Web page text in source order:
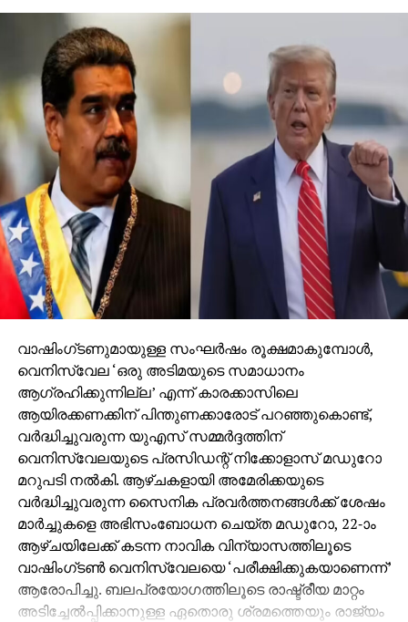
സംഭവത്തില്‍ പൊലീസും ചൈല്‍ഡ് ലൈന്‍
ഉദ്യോഗസ്ഥരും കേസെടുത്ത് അന്വേഷണം
ആരംഭിച്ചു. പ്രസവിച്ച ഉടന്‍ കുഞ്ഞിനെ
ഉപേക്ഷിച്ചതാകാമെന്നാണ് നബദ്വീപ് പൊലീസ്
സംശയിക്കുന്നത്. കുഞ്ഞിന്റെ ചുമതല ചൈല്‍ഡ്
വെല്‍ഫയര്‍ കമ്മിറ്റി ഏറ്റെടുത്തു.
വാഷിംഗ്ടണുമായുള്ള സംഘര്‍ഷം രൂക്ഷമാകുമ്പോള്‍,
വെനിസ്വേല ‘ഒരു അടിമയുടെ സമാധാനം
ആഗ്രഹിക്കുന്നില്ല’ എന്ന് കാരക്കാസിലെ
ആയിരക്കണക്കിന് പിന്തുണക്കാരോട് പറഞ്ഞുകൊണ്ട്,
വര്‍ദ്ധിച്ചുവരുന്ന യുഎസ് സമ്മര്‍ദ്ദത്തിന്
വെനിസ്വേലയുടെ പ്രസിഡന്റ് നിക്കോളാസ് മഡുറോ
മറുപടി നല്‍കി. ആഴ്ചകളായി അമേരിക്കയുടെ
വര്‍ദ്ധിച്ചുവരുന്ന സൈനിക പ്രവര്‍ത്തനങ്ങള്‍ക്ക് ശേഷം
മാര്‍ച്ചുകളെ അഭിസംബോധന ചെയ്ത മഡുറോ, 22-ാം
ആഴ്ചയിലേക്ക് കടന്ന നാവിക വിന്യാസത്തിലൂടെ
വാഷിംഗ്ടണ്‍ വെനിസ്വേലയെ ‘പരീക്ഷിക്കുകയാണെന്ന്’
ആരോപിച്ചു. ബലപ്രയോഗത്തിലൂടെ രാഷ്ട്രീയ മാറ്റം
അടിച്ചേല്‍പ്പിക്കാനുള്ള ഏതൊരു ശ്രമത്തെയും രാജ്യം